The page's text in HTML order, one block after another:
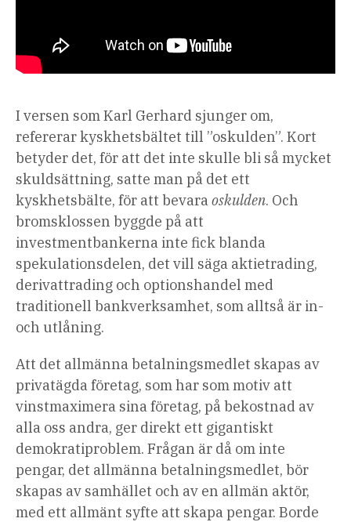
I versen som Karl Gerhard sjunger om,
refererar kyskhetsbältet till ”oskulden”. Kort
betyder det, för att det inte skulle bli så mycket
skuldsättning, satte man på det ett
kyskhetsbälte, för att bevara oskulden. Och
bromsklossen byggde på att
investmentbankerna inte fick blanda
spekulationsdelen, det vill säga aktietrading,
derivattrading och optionshandel med
traditionell bankverksamhet, som alltså är in-
och utlåning.
Att det allmänna betalningsmedlet skapas av
privatägda företag, som har som motiv att
vinstmaximera sina företag, på bekostnad av
alla oss andra, ger direkt ett gigantiskt
demokratiproblem. Frågan är då om inte
pengar, det allmänna betalningsmedlet, bör
skapas av samhället och av en allmän aktör,
med ett allmänt syfte att skapa pengar. Borde